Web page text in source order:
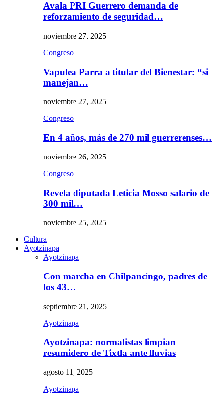
Avala PRI Guerrero demanda de
reforzamiento de seguridad…
noviembre 27, 2025
Congreso
Vapulea Parra a titular del Bienestar: “si
manejan…
noviembre 27, 2025
Congreso
En 4 años, más de 270 mil guerrerenses…
noviembre 26, 2025
Congreso
Revela diputada Leticia Mosso salario de
300 mil…
noviembre 25, 2025
Cultura
Ayotzinapa
Ayotzinapa
Con marcha en Chilpancingo, padres de
los 43…
septiembre 21, 2025
Ayotzinapa
Ayotzinapa: normalistas limpian
resumidero de Tixtla ante lluvias
agosto 11, 2025
Ayotzinapa